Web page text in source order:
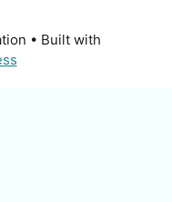
• Built with